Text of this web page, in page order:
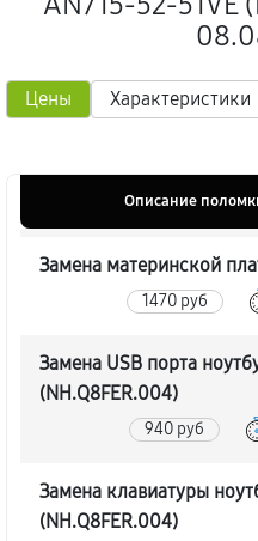
Цены Характеристики
Описание
Замена материнской
1470 руб
Замена USB порта
(NH.Q8FER.004)
940 руб
Замена клавиатуры
(NH.Q8FER.004)